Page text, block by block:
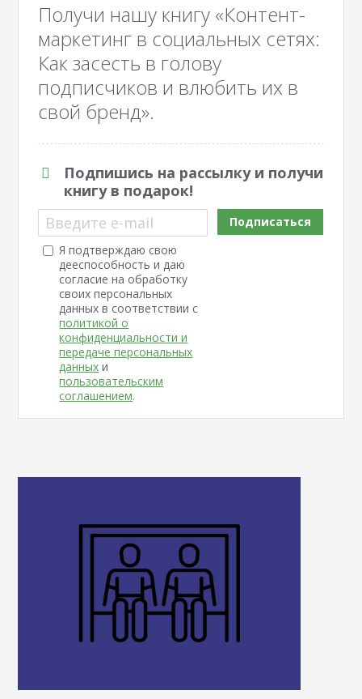
Получи нашу книгу «Контент-
маркетинг в социальных сетях:
Как засесть в голову
подписчиков и влюбить их в
свой бренд».
Подпишись на рассылку и получи
книгу в подарок!
Введите e-mail
Я подтверждаю свою
дееспособность и даю
согласие на обработку
своих персональных
данных в соответствии с
политикой о
конфиденциальности и
передаче персональных
данных и
пользовательским
соглашением.
Подписаться